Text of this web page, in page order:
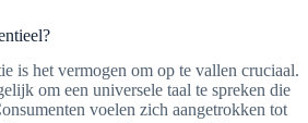
is het vermogen om op te vallen cruciaal.
om een universele taal te spreken die
voelen zich aangetrokken tot